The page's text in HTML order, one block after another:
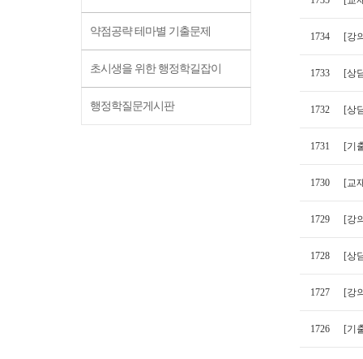
약점공략 테마별 기출문제
초시생을 위한 행정학길잡이
행정학질문게시판
1734 [강
1733 [상
1732 [상
1731 [기
1730 [교
1729 [강
1728 [상
1727 [강
1726 [기